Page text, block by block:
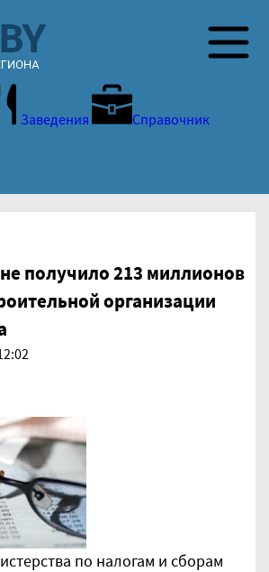
Заведения Справочник
получило 213 миллионов
организации
по налогам и сборам